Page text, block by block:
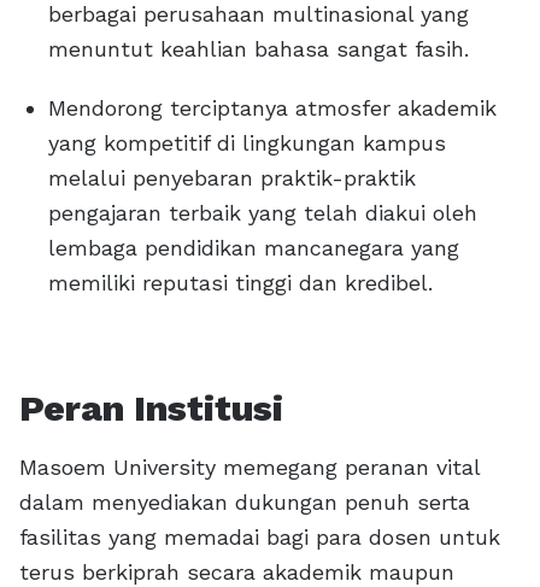
berbagai perusahaan multinasional yang
menuntut keahlian bahasa sangat fasih.
Mendorong terciptanya atmosfer akademik
yang kompetitif di lingkungan kampus
melalui penyebaran praktik-praktik
pengajaran terbaik yang telah diakui oleh
lembaga pendidikan mancanegara yang
memiliki reputasi tinggi dan kredibel.
Peran Institusi
Masoem University memegang peranan vital
dalam menyediakan dukungan penuh serta
fasilitas yang memadai bagi para dosen untuk
terus berkiprah secara akademik maupun